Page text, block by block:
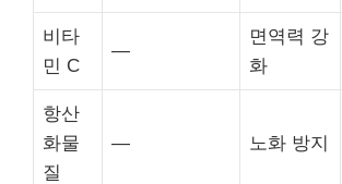
비타
민 C
—
면역력 강
화
항산
화물
질
— 노화 방지